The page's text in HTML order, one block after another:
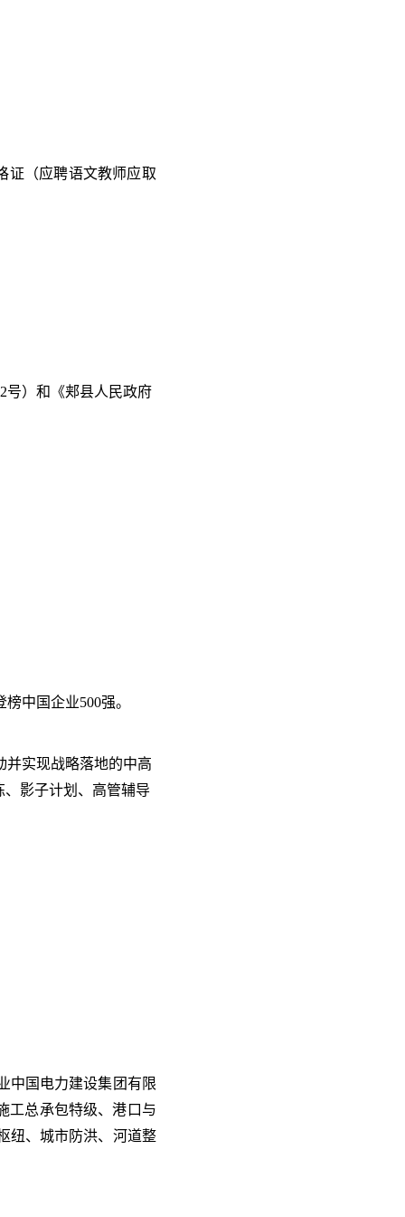
证（应聘语文教师应取
号）和《郏县人民政府
中国企业500强。
并实现战略落地的中高
、影子计划、高管辅导
中国电力建设集团有限
工总承包特级、港口与
纽、城市防洪、河道整